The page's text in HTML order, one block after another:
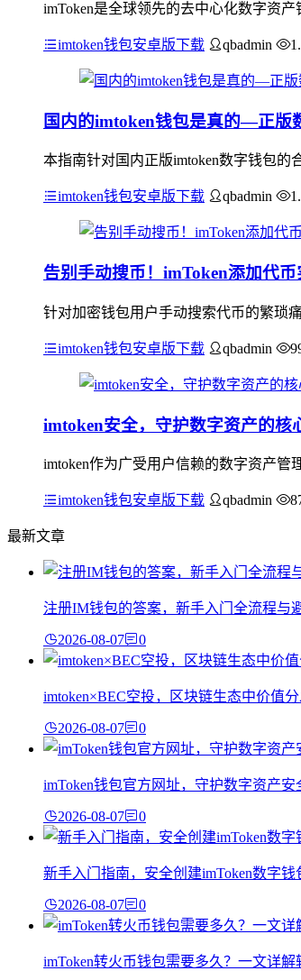
imToken是全球领先的去中心化数字资
imtoken钱包安卓版下载 qbadmin
国内的imtoken钱包是真的—正版
本指南针对国内正版imtoken数字钱包
imtoken钱包安卓版下载 qbadmin
告别手动搜币！imToken添加代
针对加密钱包用户手动搜索代币的繁琐
imtoken钱包安卓版下载 qbadmin
imtoken安全，守护数字资产的核
imtoken作为广受用户信赖的数字资产
imtoken钱包安卓版下载 qbadmin
最新文章
注册IM钱包的答案，新手入门全流程与
2026-08-07 0
imtoken×BEC空投，区块链生态中价值
2026-08-07 0
imToken钱包官方网址，守护数字资产安
2026-08-07 0
新手入门指南，安全创建imToken数字钱
2026-08-07 0
imToken转火币钱包需要多久？一文详解